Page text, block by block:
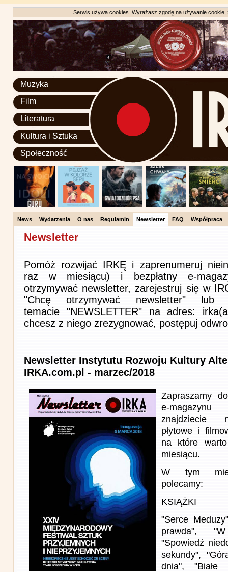
Serwis używa cookies. Wyrażasz zgodę na używanie
Muzyka
Film
Literatura
Kultura i Sztuka
Społeczność
News Wydarzenia O nas Regulamin Newsletter FAQ Współpraca
Newsletter
Pomóż rozwijać IRKĘ i zaprenumeruj
raz w miesiącu) i bezpłatny e-
otrzymywać newsletter, zarejestruj się w
"Chcę otrzymywać newsletter"
temacie "NEWSLETTER" na adres:
chcesz z niego zrezygnować, postępuj
Newsletter Instytutu Rozwoju Kultury
IRKA.com.pl - marzec/2018
Zapraszamy
e-
znajdziecie
płytowe i
na które
miesiącu.
W tym
polecamy:
KSIĄŻKI
"Serce
prawda",
"Spowiedź
sekundy",
dnia", "Białe